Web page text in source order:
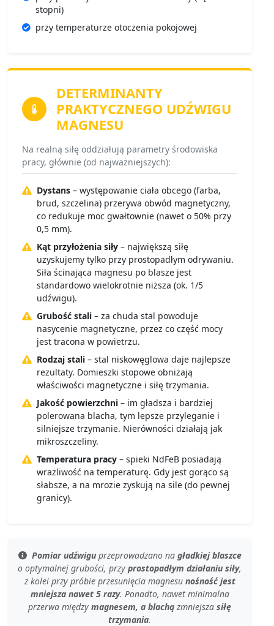
stopni)
przy temperaturze otoczenia pokojowej
DETERMINANTY
PRAKTYCZNEGO UDŹWIGU
MAGNESU
Na realną siłę oddziałują parametry środowiska
pracy, głównie (od najważniejszych):
Dystans – występowanie ciała obcego (farba,
brud, szczelina) przerywa obwód magnetyczny,
co redukuje moc gwałtownie (nawet o 50% przy
0,5 mm).
Kąt przyłożenia siły – największą siłę
uzyskujemy tylko przy prostopadłym odrywaniu.
Siła ścinająca magnesu po blasze jest
standardowo wielokrotnie niższa (ok. 1/5
udźwigu).
Grubość stali – za chuda stal powoduje
nasycenie magnetyczne, przez co część mocy
jest tracona w powietrzu.
Rodzaj stali – stal niskowęglowa daje najlepsze
rezultaty. Domieszki stopowe obniżają
właściwości magnetyczne i siłę trzymania.
Jakość powierzchni – im gładsza i bardziej
polerowana blacha, tym lepsze przyleganie i
silniejsze trzymanie. Nierówności działają jak
mikroszczeliny.
Temperatura pracy – spieki NdFeB posiadają
wrażliwość na temperaturę. Gdy jest gorąco są
słabsze, a na mrozie zyskują na sile (do pewnej
granicy).
Pomiar udźwiguprzeprowadzano na gładkiej blaszce
o optymalnej grubości, przy prostopadłym działaniu siły,
z kolei przy próbie przesunięcia magnesu nośność jest
mniejsza nawet 5 razy. Ponadto, nawet minimalna
przerwa między magnesem, a blachą zmniejsza siłę
trzymania.